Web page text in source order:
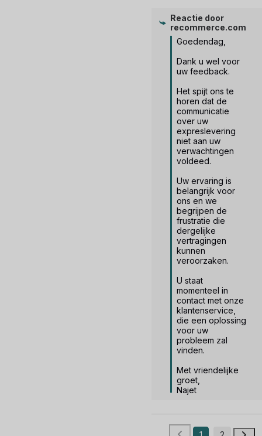
Reactie door
recommerce.com
Goedendag,
Dank u wel voor
uw feedback.
Het spijt ons te
horen dat de
communicatie
over uw
expreslevering
niet aan uw
verwachtingen
voldeed.
Uw ervaring is
belangrijk voor
ons en we
begrijpen de
frustratie die
dergelijke
vertragingen
kunnen
veroorzaken.
U staat
momenteel in
contact met onze
klantenservice,
die een oplossing
voor uw
probleem zal
vinden.
Met vriendelijke
groet,
Najet